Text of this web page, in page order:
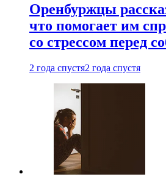
Оренбуржцы
что помогает им
со стрессом перед
2 года спустя2 года спустя